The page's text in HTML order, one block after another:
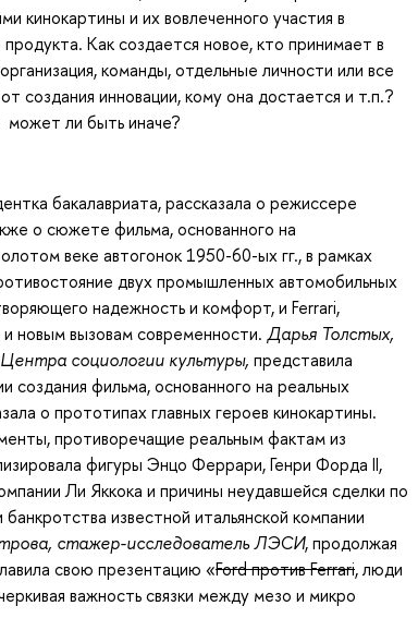
кинокартины и их вовлеченного участия в
Как создается новое, кто принимает в
команды, отдельные личности или все
создания инновации, кому она достается и т.п.?
ли быть иначе?
бакалавриата, рассказала о режиссере
о сюжете фильма, основанного на
веке автогонок 1950-60-ых гг., в рамках
двух промышленных автомобильных
надежность и комфорт, и Ferrari,
новым вызовам современности. Дарья Толстых,
социологии культуры, представила
создания фильма, основанного на реальных
о прототипах главных героев кинокартины.
противоречащие реальным фактам из
фигуры Энцо Феррари, Генри Форда II,
Ли Яккока и причины неудавшейся сделки по
известной итальянской компании
стажер-исследователь ЛЭСИ, продолжая
свою презентацию «Ford против Ferrari, люди
важность связки между мезо и микро